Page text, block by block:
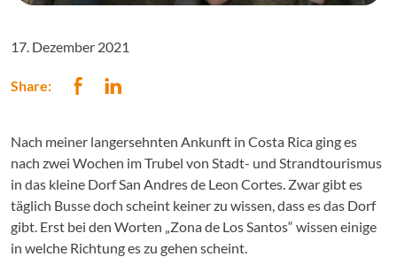
17. Dezember 2021
Share:
Nach meiner langersehnten Ankunft in Costa Rica ging es
nach zwei Wochen im Trubel von Stadt- und Strandtourismus
in das kleine Dorf San Andres de Leon Cortes. Zwar gibt es
täglich Busse doch scheint keiner zu wissen, dass es das Dorf
gibt. Erst bei den Worten „Zona de Los Santos“ wissen einige
in welche Richtung es zu gehen scheint.